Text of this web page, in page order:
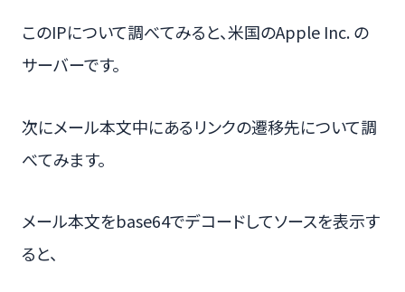
このIPについて調べてみると、米国のApple Inc. の
サーバーです。
次にメール本文中にあるリンクの遷移先について調
べてみます。
メール本文をbase64でデコードしてソースを表示す
ると、